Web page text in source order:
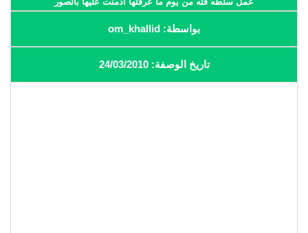
بواسطة: om_khallid
تاريخ الوصفة: 24/03/2010